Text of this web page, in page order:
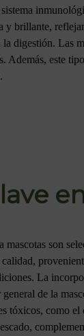
y brillante,
digestión. Las
Además, este
son
La
de la
tóxicos, como